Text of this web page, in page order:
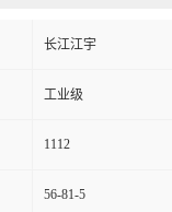
长江江宇
工业级
1112
56-81-5